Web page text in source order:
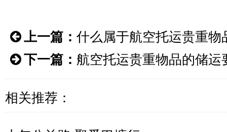
上一篇： 什么属于航空托运贵重
下一篇： 航空托运贵重物品的储
相关推荐：